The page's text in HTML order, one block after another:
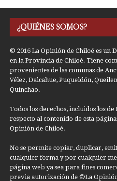
¿QUIÉNES SOMOS?
© 2016 La Opinión de Chiloé es un
en la Provincia de Chiloé. Tiene
provenientes de las comunas de
Vélez, Dalcahue, Puqueldón,
Quinchao.
Todos los derechos, incluidos los
respecto al contenido de esta
Opinión de Chiloé.
No se permite copiar, duplicar,
cualquier forma y por cualquier
página web ya sea para fines
previa autorización de ©La Opinión